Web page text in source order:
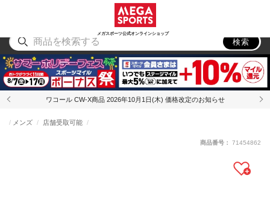
メガスポーツ公式オンラインショップ
アウトドア
検索
ワコール CW-X商品 2026年10月1日(木) 価格改定のお知らせ
メンズ 店舗受取可能
商品番号： 71454862